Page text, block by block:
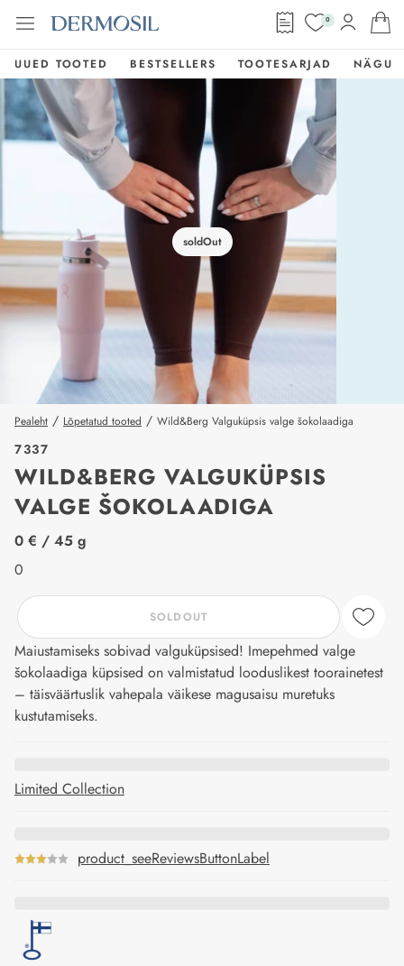
0
UUED TOOTED BESTSELLERS TOOTESARJAD NÄGU
soldOut
Pealeht / Lõpetatud tooted / Wild&Berg Valguküpsis valge šokolaadiga
7337
WILD&BERG VALGUKÜPSIS
VALGE ŠOKOLAADIGA
price_label
0 € / 45 g
0
SOLDOUT
Maiustamiseks sobivad valguküpsised! Imepehmed valge
šokolaadiga küpsised on valmistatud looduslikest toorainetest
– täisväärtuslik vahepala väikese magusaisu muretuks
kustutamiseks.
Limited Collection
product_seeReviewsButtonLabel